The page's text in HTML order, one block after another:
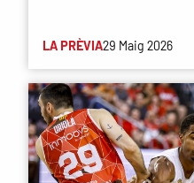
LA PRÈVIA29 Maig 2026